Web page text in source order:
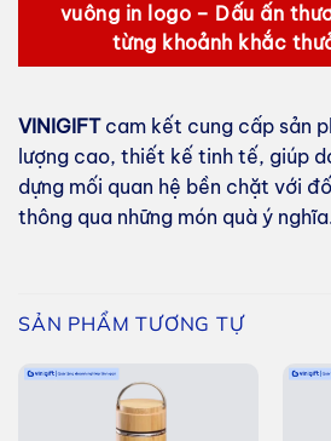
vuông in logo – Dấu ấn
từng khoảnh khắc
VINIGIFTcam kết cung cấp sản
lượng cao, thiết kế tinh tế, giúp
dựng mối quan hệ bền chặt với
thông qua những món quà ý
SẢN PHẨM TƯƠNG TỰ